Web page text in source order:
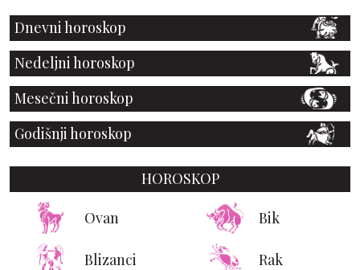
Dnevni horoskop
Nedeljni horoskop
Mesečni horoskop
Godišnji horoskop
HOROSKOP
Ovan Bik
Blizanci Rak